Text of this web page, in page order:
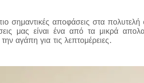
σημαντικές αποφάσεις στα πολυτελή
μας είναι ένα από τα μικρά
αγάπη για τις λεπτομέρειες.